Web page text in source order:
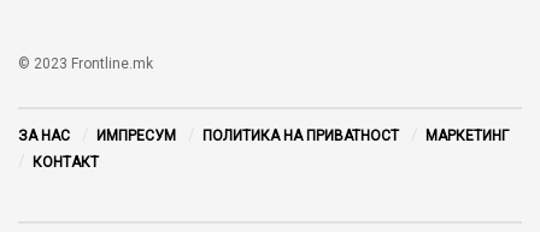
© 2023 Frontline.mk
ЗА НАС ИМПРЕСУМ ПОЛИТИКА НА ПРИВАТНОСТ
МАРКЕТИНГ
КОНТАКТ